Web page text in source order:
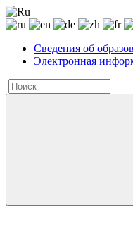
Сведения об
Электронная